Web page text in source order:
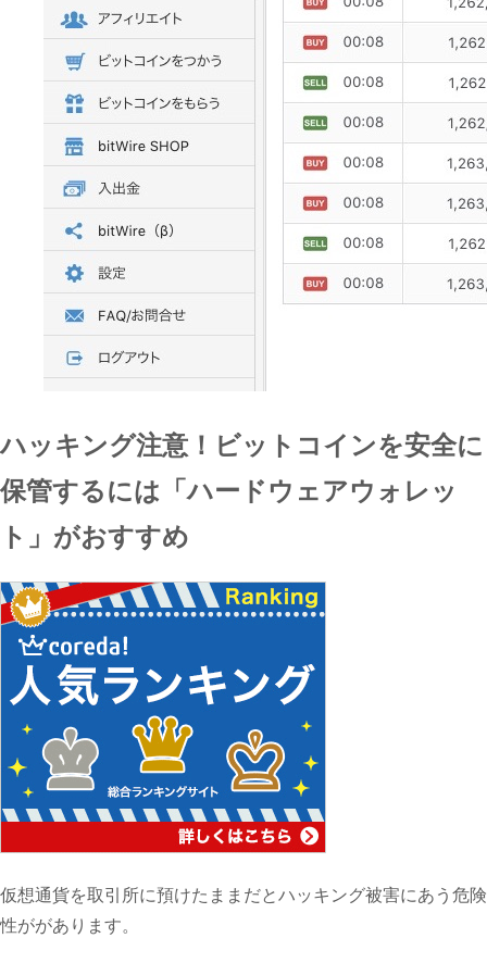
ハッキング注意！ビットコインを安全に
保管するには「ハードウェアウォレッ
ト」がおすすめ
仮想通貨を取引所に預けたままだとハッキング被害にあう危険
性ががあります。